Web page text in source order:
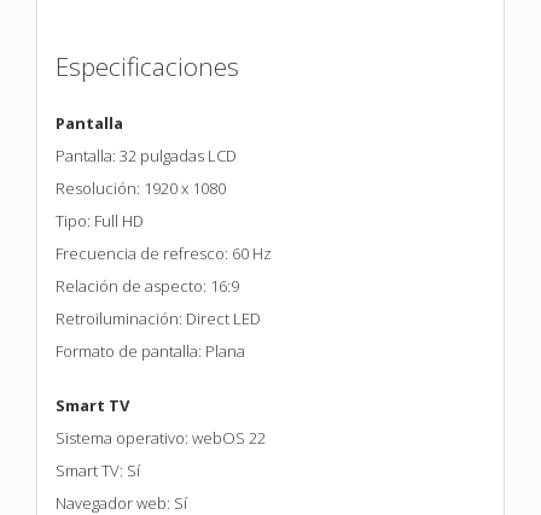
Especificaciones
Pantalla
Pantalla: 32 pulgadas LCD
Resolución: 1920 x 1080
Tipo: Full HD
Frecuencia de refresco: 60 Hz
Relación de aspecto: 16:9
Retroiluminación: Direct LED
Formato de pantalla: Plana
Smart TV
Sistema operativo: webOS 22
Smart TV: Sí
Navegador web: Sí